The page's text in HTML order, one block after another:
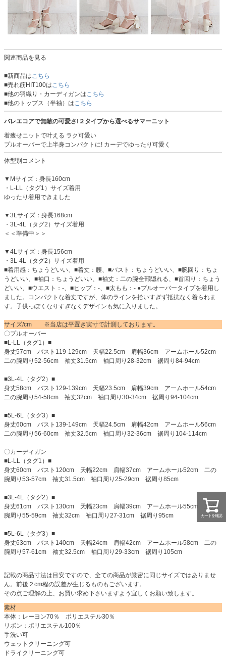
関連商品を見る
■新商品はこちら
■売れ筋HIT100はこちら
■他の羽織り・カーディガンはこちら
■他のトップス（半袖）はこちら
バレエコアで無敵の可愛さ!２タイプから選べるサマーニット
着痩せニットで叶える ラク可愛い
プルオーバーで上半身コンパクトに! カーデでゆったり可愛く
体型別コメント
▼Mサイズ：身長160cm
・L-LL（タグ1）サイズ着用
ゆったり着用できました
▼3Lサイズ：身長168cm
・3L-4L（タグ2）サイズ着用
＜＜準備中＞＞
▼4Lサイズ：身長156cm
・3L-4L（タグ2）サイズ着用
■着用感：ちょうどいい、■着丈：腰、■バスト：ちょうどいい、■腕回り：ちょ
うどいい、■袖口：ちょうどいい、■袖丈：二の腕全部隠れる、■首回り：ちょう
どいい、■ウエスト：-、■ヒップ：-、■太もも：- ●プルオーバータイプを着用し
ました。コンパクトな着丈ですが、体のラインを拾いすぎず抵抗なく着られま
す。子供っぽくなりすぎなくデザインも気に入りました。
サイズ/cm ※当店は平置き実寸で計測しております。
〇プルオーバー
■L-LL（タグ1）■
身丈57cm バスト119-129cm 天幅22.5cm 肩幅36cm アームホール52cm
二の腕周り52-56cm 袖丈31.5cm 袖口周り28-32cm 裾周り84-94cm
■3L-4L（タグ2）■
身丈58cm バスト129-139cm 天幅23.5cm 肩幅39cm アームホール54cm
二の腕周り54-58cm 袖丈32cm 袖口周り30-34cm 裾周り94-104cm
■5L-6L（タグ3）■
身丈60cm バスト139-149cm 天幅24.5cm 肩幅42cm アームホール56cm
二の腕周り56-60cm 袖丈32.5cm 袖口周り32-36cm 裾周り104-114cm
〇カーディガン
■L-LL（タグ1）■
身丈60cm バスト120cm 天幅22cm 肩幅37cm アームホール52cm 二の
腕周り53-57cm 袖丈31.5cm 袖口周り25-29cm 裾周り85cm
■3L-4L（タグ2）■
身丈61cm バスト130cm 天幅23cm 肩幅39cm アームホール55cm 二の
腕周り55-59cm 袖丈32cm 袖口周り27-31cm 裾周り95cm
■5L-6L（タグ3）■
身丈63cm バスト140cm 天幅24cm 肩幅42cm アームホール58cm 二の
腕周り57-61cm 袖丈32.5cm 袖口周り29-33cm 裾周り105cm
記載の商品寸法は目安ですので、全ての商品が厳密に同じサイズではありませ
ん。前後２cm程の誤差が生じるものもございます。
その点ご理解の上、お買い求め下さいますよう宜しくお願い致します。
素材
本体：レーヨン70％ ポリエステル30％
リボン：ポリエステル100％
手洗い可
ウェットクリーニング可
ドライクリーニング可
カートを確認